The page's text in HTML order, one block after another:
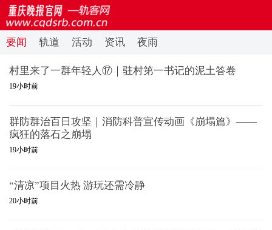
要闻 轨道 活动 资讯 夜雨
村里来了一群年轻人⑰｜驻村第一书记的泥土答卷
19小时前
群防群治百日攻坚｜消防科普宣传动画《崩塌篇》——
疯狂的落石之崩塌
19小时前
“清凉”项目火热 游玩还需冷静
20小时前